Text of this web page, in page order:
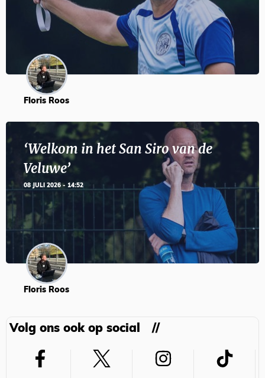
Floris Roos
‘Welkom in het San Siro van de
Veluwe’
08 JULI 2026 - 14:52
Floris Roos
Volg ons ook op social